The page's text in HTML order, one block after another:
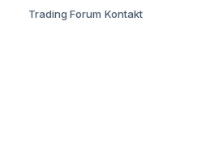
Trading Forum Kontakt